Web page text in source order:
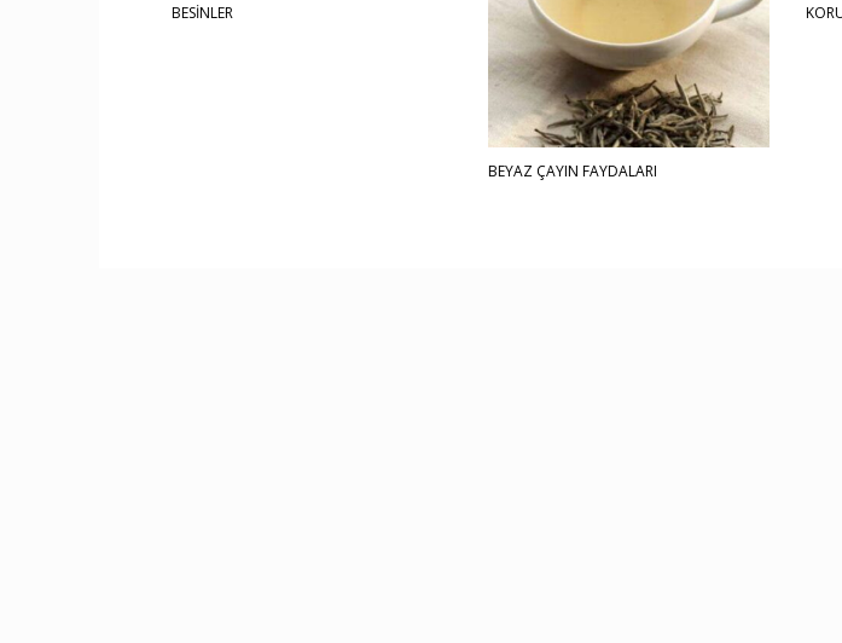
BESİNLER
BEYAZ ÇAYIN FAYDALARI